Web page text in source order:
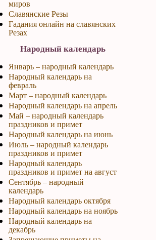
миров
Славянские Резы
Гадания онлайн на славянских
Резах
Народный календарь
Январь – народный календарь
Народный календарь на
февраль
Март – народный календарь
Народный календарь на апрель
Май – народный календарь
праздников и примет
Народный календарь на июнь
Июль – народный календарь
праздников и примет
Народный календарь
праздников и примет на август
Сентябрь – народный
календарь
Народный календарь октября
Народный календарь на ноябрь
Народный календарь на
декабрь